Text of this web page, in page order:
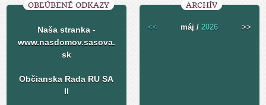
OBĽÚBENÉ ODKAZY
Naša stranka -
www.nasdomov.sasova.
sk
Občianska Rada RU SA
II
ARCHÍV
<< máj /2026 >>